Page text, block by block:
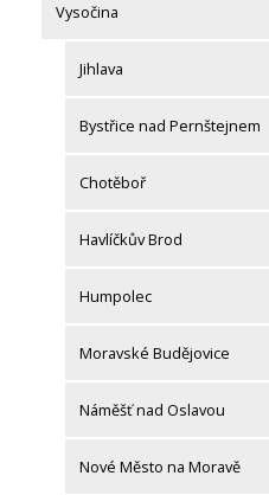
Vysočina
Jihlava
Bystřice nad Pernštejnem
Chotěboř
Havlíčkův Brod
Humpolec
Moravské Budějovice
Náměšť nad Oslavou
Nové Město na Moravě